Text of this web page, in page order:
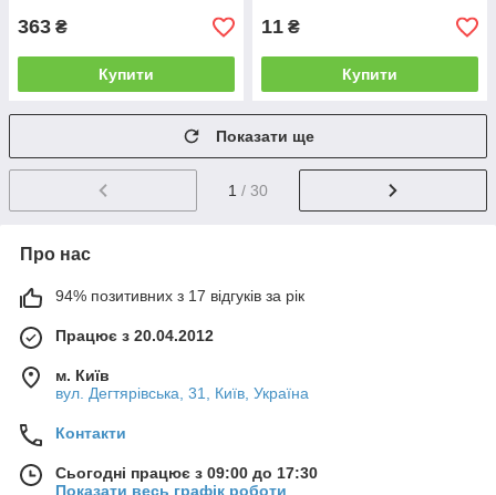
363 ₴
Купити
11 ₴
Купити
Показати ще
1 / 30
Про нас
94% позитивних з 17 відгуків за рік
Працює з 20.04.2012
м. Київ
вул. Дегтярівська, 31, Київ, Україна
Контакти
Сьогодні працює з 09:00 до 17:30
Показати весь графік роботи